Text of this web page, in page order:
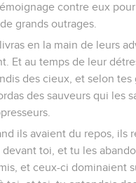
contre eux
grands outrages.
en la main de leurs
Et au temps de leur
des cieux, et selon tes
des sauveurs qui les
ils avaient du repos, ils
toi, et tu les
et ceux-ci dominaient